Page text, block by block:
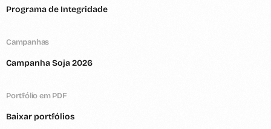
Programa de Integridade
Campanhas
Campanha Soja 2026
Portfólio em PDF
Baixar portfólios